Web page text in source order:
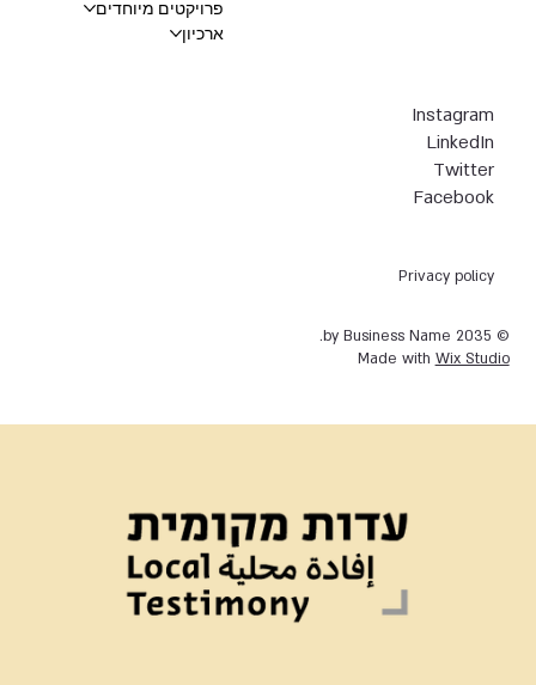
Privacy policy
© 2035 by Business Name.
Made with Wix Studio
Instagram
LinkedIn
Twitter
Facebook
פרויקטים מיוחדים
ארכיון